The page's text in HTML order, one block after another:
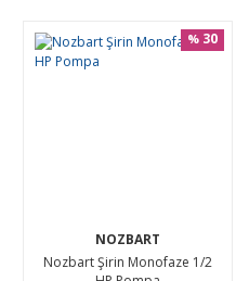
NOZBART
Nozbart Şirin Monofaze 1/2
% 30